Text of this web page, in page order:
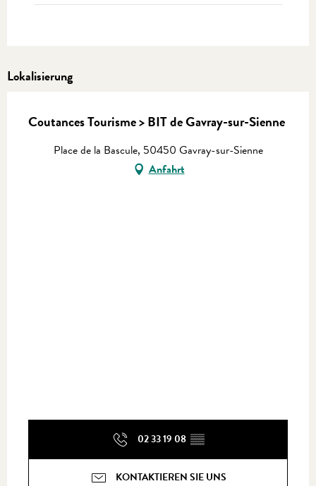
Lokalisierung
Coutances Tourisme > BIT de Gavray-sur-Sienne
Place de la Bascule, 50450 Gavray-sur-Sienne
Anfahrt
02 33 19 08 ▒▒
KONTAKTIEREN SIE UNS